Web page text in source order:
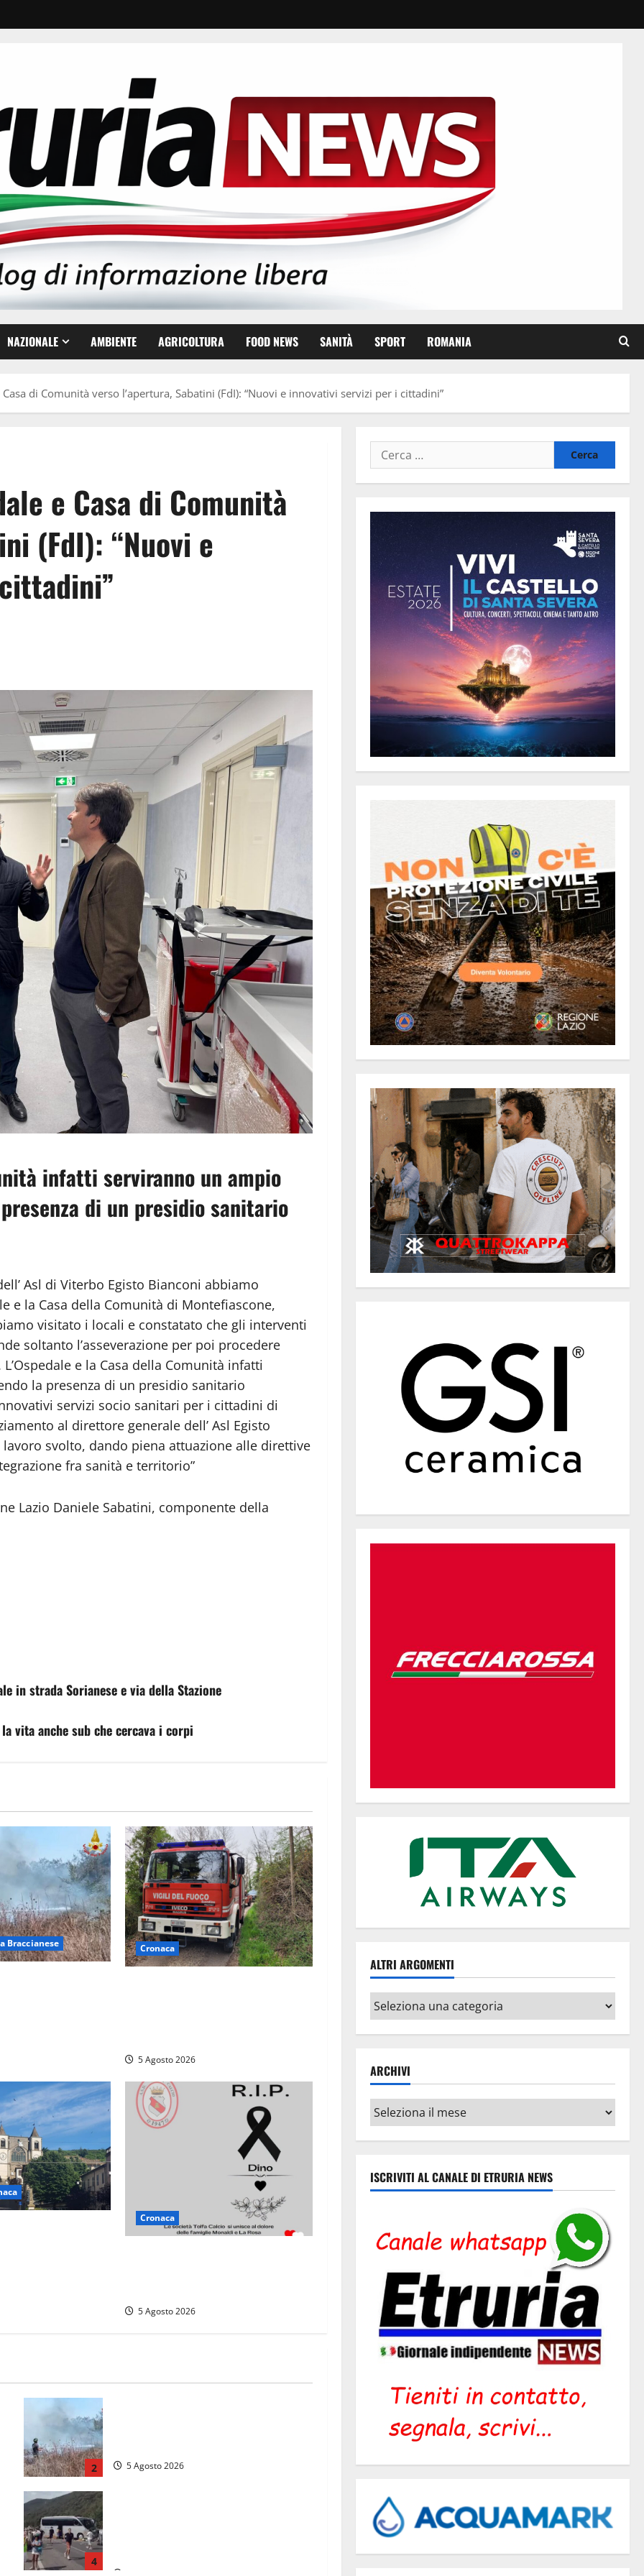
NAZIONALE AMBIENTE AGRICOLTURA FOOD NEWS SANITÀ SPORT ROMANIA
di Comunità verso l’apertura, Sabatini (FdI): “Nuovi e innovativi servizi per i cittadini”
e Casa di Comunità
(FdI): “Nuovi e
infatti serviranno un ampio
di un presidio sanitario
Asl di Viterbo Egisto Bianconi abbiamo
e la Casa della Comunità di Montefiascone,
visitato i locali e constatato che gli interventi
soltanto l’asseverazione per poi procedere
e la Casa della Comunità infatti
la presenza di un presidio sanitario
servizi socio sanitari per i cittadini di
al direttore generale dell’ Asl Egisto
svolto, dando piena attuazione alle direttive
fra sanità e territorio”
Lazio Daniele Sabatini, componente della
in strada Sorianese e via della Stazione
vita anche sub che cercava i corpi
Braccianese Cronaca
5 Agosto 2026
Cronaca
5 Agosto 2026
2 5 Agosto 2026
4
Ricerca
per:
ALTRI ARGOMENTI
Altri
argomenti
ARCHIVI
Archivi
ISCRIVITI AL CANALE DI ETRURIA NEWS